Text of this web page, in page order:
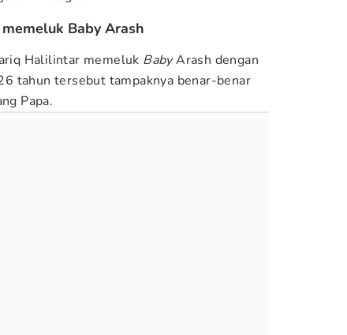
Baby Arash
Halilintar memeluk BabyArash dengan
tahun tersebut tampaknya benar-benar
Papa.